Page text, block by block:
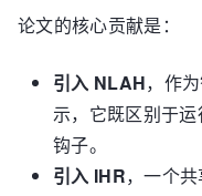
论文的核心贡献是：
引入 NLAH，作
示，它既区别于
钩子。
引入 IHR，一个